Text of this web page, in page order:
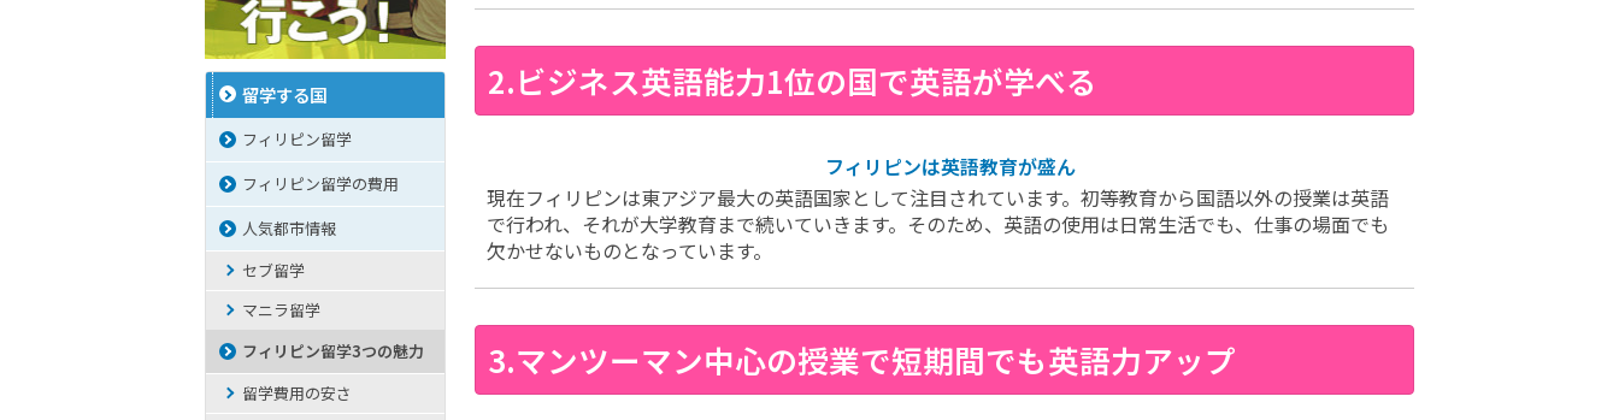
2.ビジネス英語能力1位の国で英語が学べる
フィリピンは英語教育が盛ん
現在フィリピンは東アジア最大の英語国家として注目されています。初等教育から国語以外の授業は英語
で行われ、それが大学教育まで続いていきます。そのため、英語の使用は日常生活でも、仕事の場面でも
欠かせないものとなっています。
3.マンツーマン中心の授業で短期間でも英語力アップ
留学する国
フィリピン留学
フィリピン留学の費用
人気都市情報
セブ留学
マニラ留学
フィリピン留学3つの魅力
留学費用の安さ